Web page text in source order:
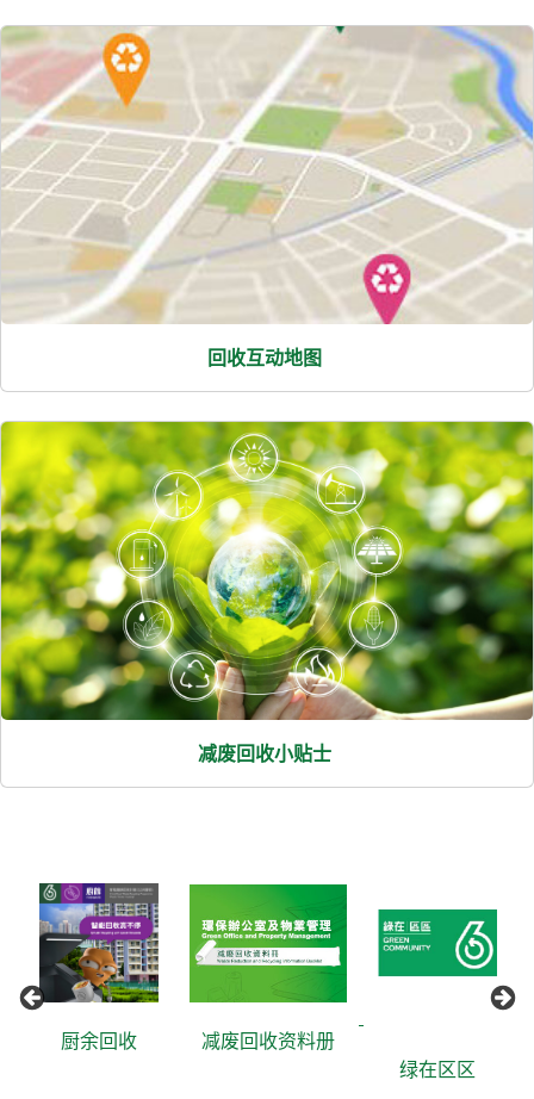
回收互动地图
减废回收小贴士
厨余回收
减废回收资料册
绿在区区